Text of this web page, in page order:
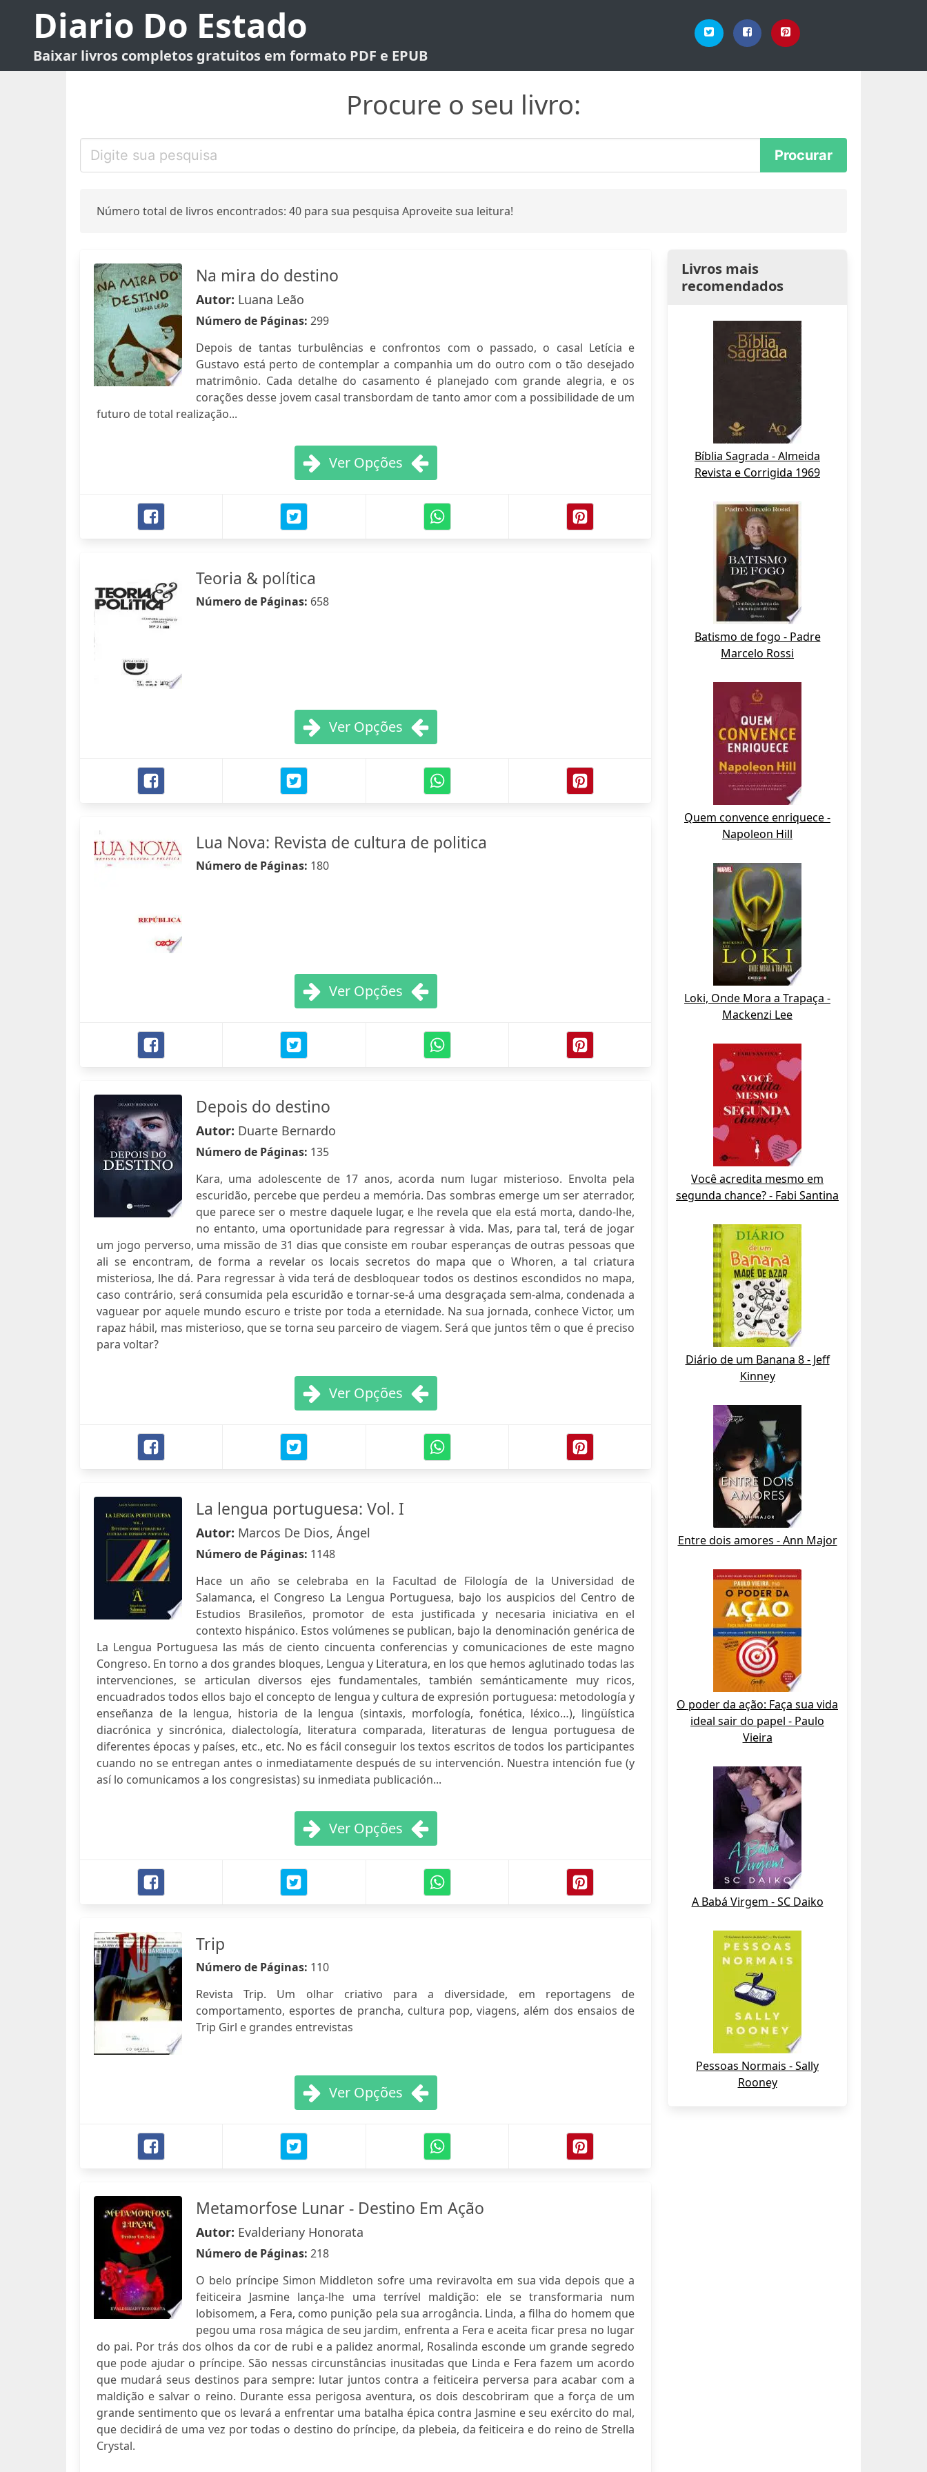
Diario Do Estado
Baixar livros completos gratuitos em formato PDF e EPUB
Procure o seu livro:
Número total de livros encontrados: 40 para sua pesquisa Aproveite sua leitura!
Na mira do destino
Autor: Luana Leão
Número de Páginas: 299
Depois de tantas turbulências e confrontos com o passado, o casal Letícia e
Gustavo está perto de contemplar a companhia um do outro com o tão desejado
matrimônio. Cada detalhe do casamento é planejado com grande alegria, e os
corações desse jovem casal transbordam de tanto amor com a possibilidade de um
futuro de total realização...
Ver Opções
Teoria & política
Número de Páginas: 658
Ver Opções
Lua Nova: Revista de cultura de politica
Número de Páginas: 180
Ver Opções
Depois do destino
Autor: Duarte Bernardo
Número de Páginas: 135
Kara, uma adolescente de 17 anos, acorda num lugar misterioso. Envolta pela
escuridão, percebe que perdeu a memória. Das sombras emerge um ser aterrador,
que parece ser o mestre daquele lugar, e lhe revela que ela está morta, dando-lhe,
no entanto, uma oportunidade para regressar à vida. Mas, para tal, terá de jogar
um jogo perverso, uma missão de 31 dias que consiste em roubar esperanças de outras pessoas que
ali se encontram, de forma a revelar os locais secretos do mapa que o Whoren, a tal criatura
misteriosa, lhe dá. Para regressar à vida terá de desbloquear todos os destinos escondidos no mapa,
caso contrário, será consumida pela escuridão e tornar-se-á uma desgraçada sem-alma, condenada a
vaguear por aquele mundo escuro e triste por toda a eternidade. Na sua jornada, conhece Victor, um
rapaz hábil, mas misterioso, que se torna seu parceiro de viagem. Será que juntos têm o que é preciso
para voltar?
Ver Opções
La lengua portuguesa: Vol. I
Autor: Marcos De Dios, Ángel
Número de Páginas: 1148
Hace un año se celebraba en la Facultad de Filología de la Universidad de
Salamanca, el Congreso La Lengua Portuguesa, bajo los auspicios del Centro de
Estudios Brasileños, promotor de esta justificada y necesaria iniciativa en el
contexto hispánico. Estos volúmenes se publican, bajo la denominación genérica de
La Lengua Portuguesa las más de ciento cincuenta conferencias y comunicaciones de este magno
Congreso. En torno a dos grandes bloques, Lengua y Literatura, en los que hemos aglutinado todas las
intervenciones, se articulan diversos ejes fundamentales, también semánticamente muy ricos,
encuadrados todos ellos bajo el concepto de lengua y cultura de expresión portuguesa: metodología y
enseñanza de la lengua, historia de la lengua (sintaxis, morfología, fonética, léxico…), lingüística
diacrónica y sincrónica, dialectología, literatura comparada, literaturas de lengua portuguesa de
diferentes épocas y países, etc., etc. No es fácil conseguir los textos escritos de todos los participantes
cuando no se entregan antes o inmediatamente después de su intervención. Nuestra intención fue (y
así lo comunicamos a los congresistas) su inmediata publicación...
Ver Opções
Trip
Número de Páginas: 110
Revista Trip. Um olhar criativo para a diversidade, em reportagens de
comportamento, esportes de prancha, cultura pop, viagens, além dos ensaios de
Trip Girl e grandes entrevistas
Ver Opções
Metamorfose Lunar - Destino Em Ação
Autor: Evalderiany Honorata
Número de Páginas: 218
O belo príncipe Simon Middleton sofre uma reviravolta em sua vida depois que a
feiticeira Jasmine lança-lhe uma terrível maldição: ele se transformaria num
lobisomem, a Fera, como punição pela sua arrogância. Linda, a filha do homem que
pegou uma rosa mágica de seu jardim, enfrenta a Fera e aceita ficar presa no lugar
do pai. Por trás dos olhos da cor de rubi e a palidez anormal, Rosalinda esconde um grande segredo
que pode ajudar o príncipe. São nessas circunstâncias inusitadas que Linda e Fera fazem um acordo
que mudará seus destinos para sempre: lutar juntos contra a feiticeira perversa para acabar com a
maldição e salvar o reino. Durante essa perigosa aventura, os dois descobriram que a força de um
grande sentimento que os levará a enfrentar uma batalha épica contra Jasmine e seu exército do mal,
que decidirá de uma vez por todas o destino do príncipe, da plebeia, da feiticeira e do reino de Strella
Crystal.
Livros mais
recomendados
Bíblia Sagrada - Almeida
Revista e Corrigida 1969
Batismo de fogo - Padre
Marcelo Rossi
Quem convence enriquece -
Napoleon Hill
Loki, Onde Mora a Trapaça -
Mackenzi Lee
Você acredita mesmo em
segunda chance? - Fabi Santina
Diário de um Banana 8 - Jeff
Kinney
Entre dois amores - Ann Major
O poder da ação: Faça sua vida
ideal sair do papel - Paulo
Vieira
A Babá Virgem - SC Daiko
Pessoas Normais - Sally
Rooney